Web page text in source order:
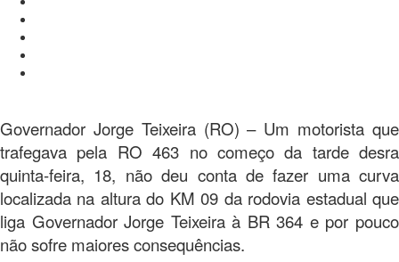
Governador Jorge Teixeira (RO) – Um motorista que
trafegava pela RO 463 no começo da tarde desra
quinta-feira, 18, não deu conta de fazer uma curva
localizada na altura do KM 09 da rodovia estadual que
liga Governador Jorge Teixeira à BR 364 e por pouco
não sofre maiores consequências.